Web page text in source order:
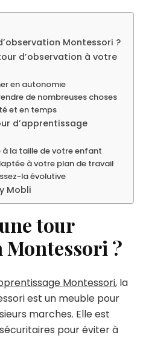
Montessori ?
d’observation à votre
en autonomie
de nombreuses choses
et en temps
d’apprentissage
la taille de votre enfant
à votre plan de travail
la évolutive
Mobli
tour
Montessori ?
Montessori, la
est un meuble pour
marches. Elle est
pour éviter à